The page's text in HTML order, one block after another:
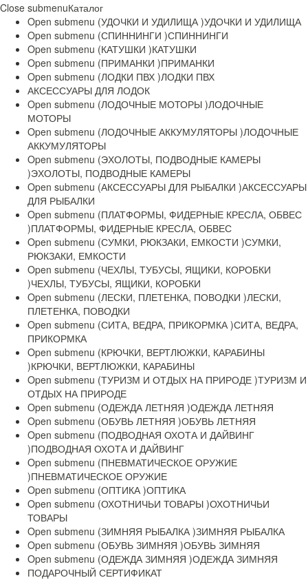
Close submenuКаталог
Open submenu (УДОЧКИ И УДИЛИЩА )УДОЧКИ И УДИЛИЩА
Open submenu (СПИННИНГИ )СПИННИНГИ
Open submenu (КАТУШКИ )КАТУШКИ
Open submenu (ПРИМАНКИ )ПРИМАНКИ
Open submenu (ЛОДКИ ПВХ )ЛОДКИ ПВХ
АКСЕССУАРЫ ДЛЯ ЛОДОК
Open submenu (ЛОДОЧНЫЕ МОТОРЫ )ЛОДОЧНЫЕ
МОТОРЫ
Open submenu (ЛОДОЧНЫЕ АККУМУЛЯТОРЫ )ЛОДОЧНЫЕ
АККУМУЛЯТОРЫ
Open submenu (ЭХОЛОТЫ, ПОДВОДНЫЕ КАМЕРЫ
)ЭХОЛОТЫ, ПОДВОДНЫЕ КАМЕРЫ
Open submenu (АКСЕССУАРЫ ДЛЯ РЫБАЛКИ )АКСЕССУАРЫ
ДЛЯ РЫБАЛКИ
Open submenu (ПЛАТФОРМЫ, ФИДЕРНЫЕ КРЕСЛА, ОБВЕС
)ПЛАТФОРМЫ, ФИДЕРНЫЕ КРЕСЛА, ОБВЕС
Open submenu (СУМКИ, РЮКЗАКИ, ЕМКОСТИ )СУМКИ,
РЮКЗАКИ, ЕМКОСТИ
Open submenu (ЧЕХЛЫ, ТУБУСЫ, ЯЩИКИ, КОРОБКИ
)ЧЕХЛЫ, ТУБУСЫ, ЯЩИКИ, КОРОБКИ
Open submenu (ЛЕСКИ, ПЛЕТЕНКА, ПОВОДКИ )ЛЕСКИ,
ПЛЕТЕНКА, ПОВОДКИ
Open submenu (СИТА, ВЕДРА, ПРИКОРМКА )СИТА, ВЕДРА,
ПРИКОРМКА
Open submenu (КРЮЧКИ, ВЕРТЛЮЖКИ, КАРАБИНЫ
)КРЮЧКИ, ВЕРТЛЮЖКИ, КАРАБИНЫ
Open submenu (ТУРИЗМ И ОТДЫХ НА ПРИРОДЕ )ТУРИЗМ И
ОТДЫХ НА ПРИРОДЕ
Open submenu (ОДЕЖДА ЛЕТНЯЯ )ОДЕЖДА ЛЕТНЯЯ
Open submenu (ОБУВЬ ЛЕТНЯЯ )ОБУВЬ ЛЕТНЯЯ
Open submenu (ПОДВОДНАЯ ОХОТА И ДАЙВИНГ
)ПОДВОДНАЯ ОХОТА И ДАЙВИНГ
Open submenu (ПНЕВМАТИЧЕСКОЕ ОРУЖИЕ
)ПНЕВМАТИЧЕСКОЕ ОРУЖИЕ
Open submenu (ОПТИКА )ОПТИКА
Open submenu (ОХОТНИЧЬИ ТОВАРЫ )ОХОТНИЧЬИ
ТОВАРЫ
Open submenu (ЗИМНЯЯ РЫБАЛКА )ЗИМНЯЯ РЫБАЛКА
Open submenu (ОБУВЬ ЗИМНЯЯ )ОБУВЬ ЗИМНЯЯ
Open submenu (ОДЕЖДА ЗИМНЯЯ )ОДЕЖДА ЗИМНЯЯ
ПОДАРОЧНЫЙ СЕРТИФИКАТ